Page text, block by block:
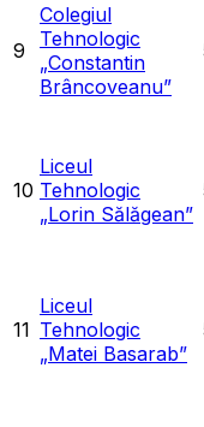
9
Colegiul
Tehnologic
„Constantin
Brâncoveanu”
10
Liceul
Tehnologic
„Lorin Sălăgean”
11
Liceul
Tehnologic
„Matei Basarab”